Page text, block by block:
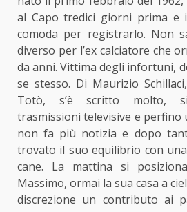
al Capo tredici giorni prima e
comoda per registrarlo. Non
diverso per l’ex calciatore che
da anni. Vittima degli infortuni,
se stesso. Di Maurizio
Totò, s’è scritto molto,
trasmissioni televisive e perfino
non fa più notizia e dopo
trovato il suo equilibrio con
cane. La mattina si
Massimo, ormai la sua casa a
discrezione un contributo ai